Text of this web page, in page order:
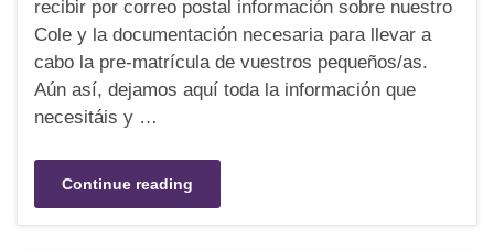
recibir por correo postal información sobre nuestro
Cole y la documentación necesaria para llevar a
cabo la pre-matrícula de vuestros pequeños/as.
Aún así, dejamos aquí toda la información que
necesitáis y …
Continue reading